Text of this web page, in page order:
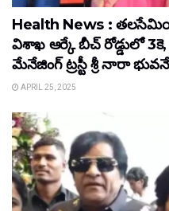
Health News :
విశాఖ ఆర్కే బీచ్‌ రోడ్డులో 3కె,
మేనేజింగ్‌ ట్రస్టీ శ్రీ నారా
APRIL 25, 2025